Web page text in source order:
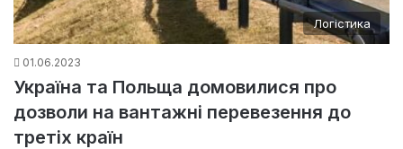
Логістика
01.06.2023
Україна та Польща домовилися про
дозволи на вантажні перевезення до
третіх країн